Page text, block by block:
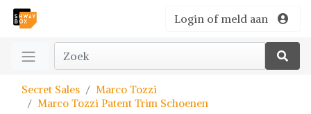
Login of meld aan
Secret Sales
Marco Tozzi
Marco Tozzi Patent Trim Schoenen